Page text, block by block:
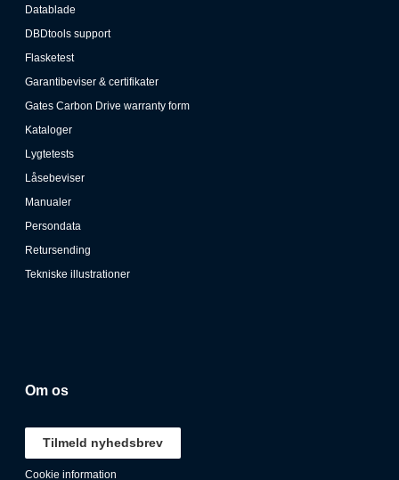
Datablade
DBDtools support
Flasketest
Garantibeviser & certifikater
Gates Carbon Drive warranty form
Kataloger
Lygtetests
Låsebeviser
Manualer
Persondata
Retursending
Tekniske illustrationer
Om os
Tilmeld nyhedsbrev
Cookie information